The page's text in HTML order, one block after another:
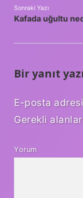
Sonraki Yazı
Kafada uğultu
Bir yanıt
E-posta
Gerekli alanlar
Yorum